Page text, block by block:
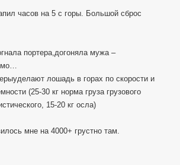
часов на 5 с горы. Большой сброс
портера,догоняла мужа –
лошадь в горах по скорости и
(25-30 кг норма груза грузового
15-20 кг осла)
мне на 4000+ грустно там.